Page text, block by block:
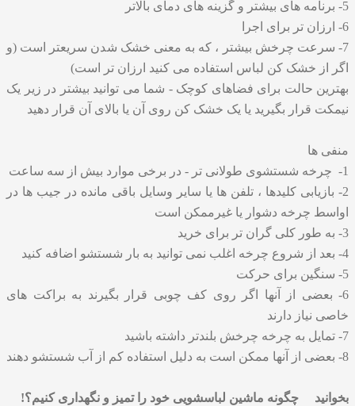
5- برنامه های بیشتر و گزینه های دمای بالاتر
6- ارزان تر برای اجرا
7- سرعت چرخش بیشتر ، که به معنی خشک شدن سریعتر است (و
اگر از خشک کن لباس استفاده می کنید ارزان تر است)
بهترین حالت برای فضاهای کوچک - شما می توانید بیشتر در زیر یک
نیمکت قرار بگیرید یا یک خشک کن روی آن یا بالای آن قرار دهید
منفی ها
1- چرخه شستشوی طولانی تر - در برخی موارد بیش از سه ساعت
2- بازیابی کلیدها ، تلفن ها یا سایر وسایل باقی مانده در جیب ها در
اواسط چرخه دشوار یا غیرممکن است
3- به طور کلی گران تر برای خرید
4- بعد از شروع چرخه اغلب نمی توانید به بار شستشو اضافه کنید
5- سنگین برای حرکت
6- بعضی از آنها اگر روی کف چوبی قرار بگیرند به براکت های
خاصی نیاز دارند
7- تمایل به چرخه چرخش بلندتر داشته باشید
8- بعضی از آنها ممکن است به دلیل استفاده کم از آب شستشو دهند
بخوانید چگونه ماشین لباسشویی خود را تمیز و نگهداری کنیم؟!